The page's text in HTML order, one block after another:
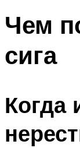
Чем
сига
Когда